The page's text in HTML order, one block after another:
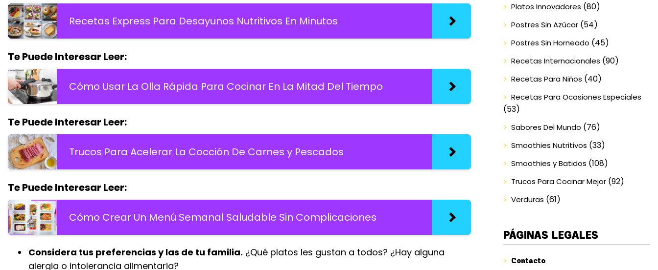
Recetas Express Para Desayunos Nutritivos En Minutos
Te Puede Interesar Leer:
Cómo Usar La Olla Rápida Para Cocinar En La Mitad Del Tiempo
Te Puede Interesar Leer:
Trucos Para Acelerar La Cocción De Carnes y Pescados
Te Puede Interesar Leer:
Cómo Crear Un Menú Semanal Saludable Sin Complicaciones
Considera tus preferencias y las de tu familia. ¿Qué platos les gustan a todos? ¿Hay alguna
alergia o intolerancia alimentaria?
Platos Innovadores (80)
Postres Sin Azúcar(54)
Postres Sin Horneado (45)
Recetas Internacionales (90)
Recetas Para Niños (40)
Recetas Para Ocasiones Especiales
(53)
Sabores Del Mundo (76)
Smoothies Nutritivos (33)
Smoothies y Batidos (108)
Trucos Para Cocinar Mejor(92)
Verduras (61)
PÁGINAS LEGALES
Contacto